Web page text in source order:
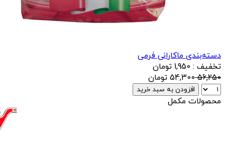
دسته‌بندی ماکارانی فرمی
تخفیف : 1,950 تومان
56,250
54,300 تومان
افزودن به سبد خرید
محصولات مکمل